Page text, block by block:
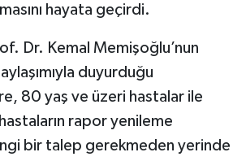
hayata geçirdi.
Dr. Kemal Memişoğlu’nun
duyurduğu
80 yaş ve üzeri hastalar ile
rapor yenileme
bir talep gerekmeden yerinde